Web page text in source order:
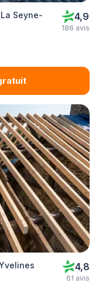
Seyne-
4,9
186 avis
4,8
61 avis